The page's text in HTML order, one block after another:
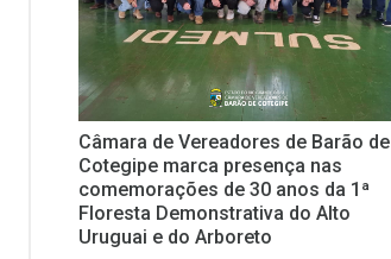
Câmara de Vereadores de Barão de
Cotegipe marca presença nas
comemorações de 30 anos da 1ª
Floresta Demonstrativa do Alto
Uruguai e do Arboreto